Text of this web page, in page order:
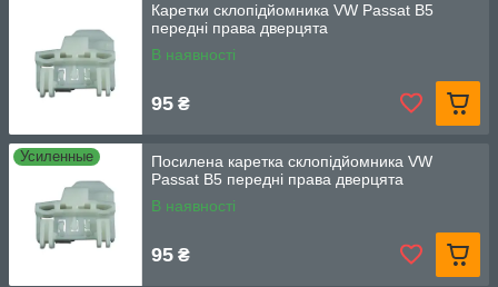
Каретки склопідйомника VW Passat B5
передні права дверцята
В наявності
95 ₴
Усиленные
Посилена каретка склопідйомника VW
Passat B5 передні права дверцята
В наявності
95 ₴